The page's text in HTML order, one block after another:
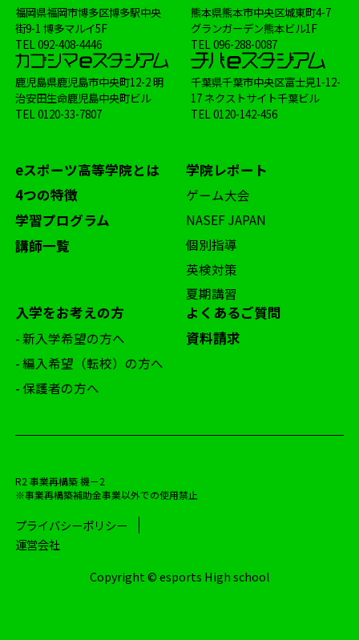
福岡県福岡市博多区博多駅中央
街9-1 博多マルイ5F
TEL092-408-4446
熊本県熊本市中央区城東町4-7
グランガーデン熊本ビル1F
TEL096-288-0087
鹿児島県鹿児島市中央町12-2 明
治安田生命鹿児島中央町ビル
TEL0120-33-7807
千葉県千葉市中央区富士見1-12-
17 ネクストサイト千葉ビル
TEL0120-142-456
eスポーツ高等学院とは
4つの特徴
学習プログラム
講師一覧
学院レポート
ゲーム大会
NASEF JAPAN
個別指導
英検対策
夏期講習
入学をお考えの方
- 新入学希望の方へ
- 編入希望（転校）の方へ
- 保護者の方へ
よくあるご質問
資料請求
R2 事業再構築 機－2
※事業再構築補助金事業以外での使用禁止
プライバシーポリシー
運営会社
Copyright © esports High school